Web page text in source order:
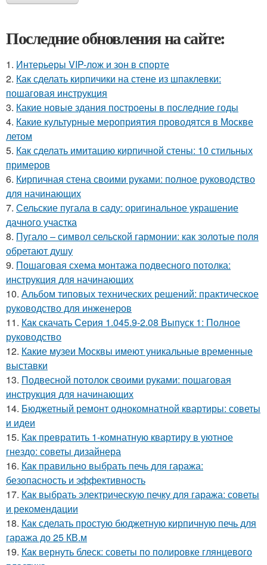
Последние обновления на сайте:
1. Интерьеры VIP-лож и зон в спорте
2. Как сделать кирпичики на стене из шпаклевки:
пошаговая инструкция
3. Какие новые здания построены в последние годы
4. Какие культурные мероприятия проводятся в Москве
летом
5. Как сделать имитацию кирпичной стены: 10 стильных
примеров
6. Кирпичная стена своими руками: полное руководство
для начинающих
7. Сельские пугала в саду: оригинальное украшение
дачного участка
8. Пугало – символ сельской гармонии: как золотые поля
обретают душу
9. Пошаговая схема монтажа подвесного потолка:
инструкция для начинающих
10. Альбом типовых технических решений: практическое
руководство для инженеров
11. Как скачать Серия 1.045.9-2.08 Выпуск 1: Полное
руководство
12. Какие музеи Москвы имеют уникальные временные
выставки
13. Подвесной потолок своими руками: пошаговая
инструкция для начинающих
14. Бюджетный ремонт однокомнатной квартиры: советы
и идеи
15. Как превратить 1-комнатную квартиру в уютное
гнездо: советы дизайнера
16. Как правильно выбрать печь для гаража:
безопасность и эффективность
17. Как выбрать электрическую печку для гаража: советы
и рекомендации
18. Как сделать простую бюджетную кирпичную печь для
гаража до 25 КВ.м
19. Как вернуть блеск: советы по полировке глянцевого